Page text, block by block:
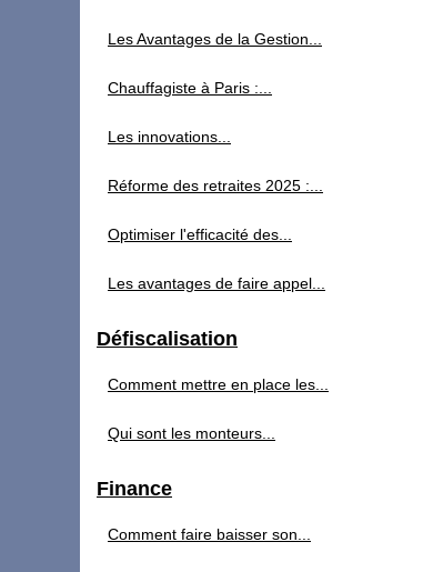
Les Avantages de la Gestion...
Chauffagiste à Paris :...
Les innovations...
Réforme des retraites 2025 :...
Optimiser l'efficacité des...
Les avantages de faire appel...
Défiscalisation
Comment mettre en place les...
Qui sont les monteurs...
Finance
Comment faire baisser son...